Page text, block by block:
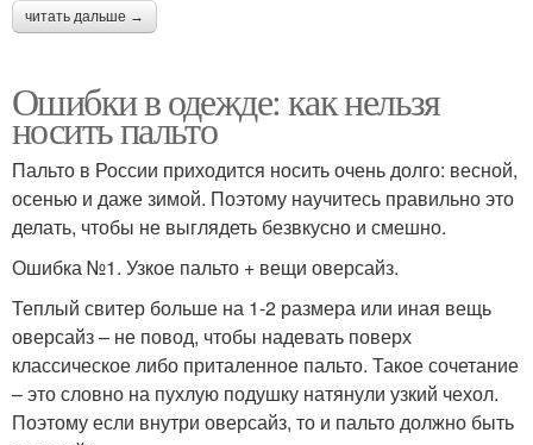
читать дальше →
Ошибки в одежде: как нельзя
носить пальто
Пальто в России приходится носить очень долго: весной,
осенью и даже зимой. Поэтому научитесь правильно это
делать, чтобы не выглядеть безвкусно и смешно.
Ошибка №1. Узкое пальто + вещи оверсайз.
Теплый свитер больше на 1-2 размера или иная вещь
оверсайз – не повод, чтобы надевать поверх
классическое либо приталенное пальто. Такое сочетание
– это словно на пухлую подушку натянули узкий чехол.
Поэтому если внутри оверсайз, то и пальто должно быть